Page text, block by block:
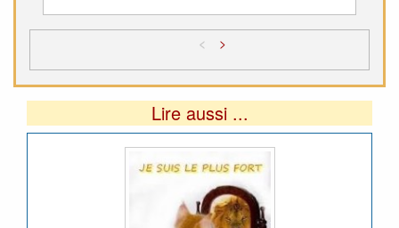
< >
Lire aussi ...